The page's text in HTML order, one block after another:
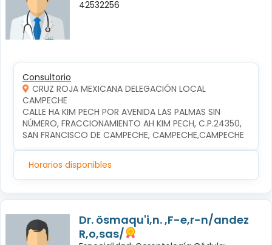
42532256
Consultorio
CRUZ ROJA MEXICANA DELEGACIÓN LOCAL
CAMPECHE
CALLE HA KIM PECH POR AVENIDA LAS PALMAS SIN
NÚMERO, FRACCIONAMIENTO AH KIM PECH, C.P.24350,
SAN FRANCISCO DE CAMPECHE, CAMPECHE,CAMPECHE
Horarios disponibles
Dr. ösmaqu'i,n. ,F-e,r-n/andez
R,o,sas/